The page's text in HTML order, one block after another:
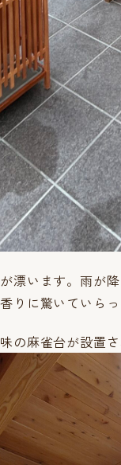
漂います。雨が
りに驚いていらっ
の麻雀台が設置さ